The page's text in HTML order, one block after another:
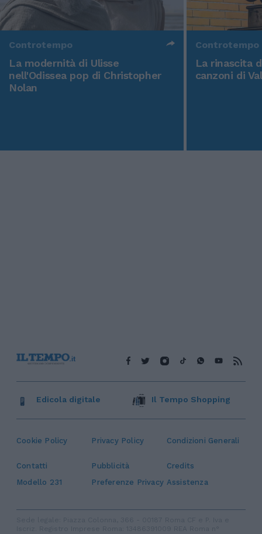
Controtempo
La modernità di Ulisse
nell'Odissea pop di Christopher
Nolan
Controtempo
La rinascita
canzoni di
Cookie Policy Privacy Policy Condizioni Generali
Contatti Pubblicità
Credits
Modello 231
Preferenze Privacy Assistenza
Edicola digitale Il Tempo Shopping